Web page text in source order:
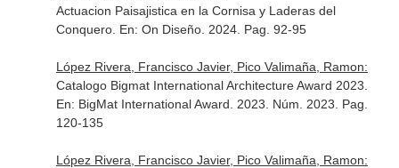
Actuacion Paisajistica en la Cornisa y Laderas del
Conquero. En: On Diseño. 2024. Pag. 92-95
López Rivera, Francisco Javier, Pico Valimaña, Ramon:
Catalogo Bigmat International Architecture Award 2023.
En: BigMat International Award . 2023. Núm. 2023. Pag.
120-135
López Rivera, Francisco Javier, Pico Valimaña, Ramon: